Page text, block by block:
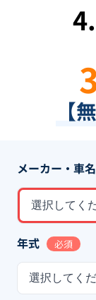
【
メーカー・車名
選択してく
年式 必須
選択してく